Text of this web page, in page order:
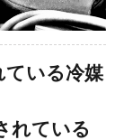
ている冷媒
れている